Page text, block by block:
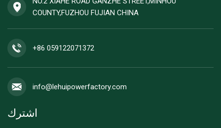
COUNTY,FUZHOU FUJIAN CHINA
+86 059122071372
info@lehuipowerfactory.com
اشترك